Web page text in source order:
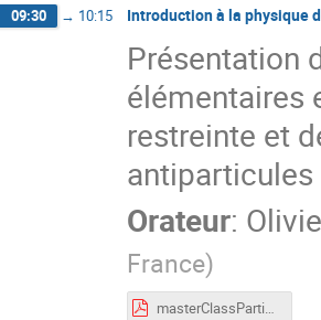
09:30 → 10:15 Introduction à la physique
Présentation
élémentaires
restreinte et
Orateur:
France)
masterClassParticules2026.pdf